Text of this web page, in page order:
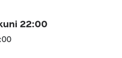
22:00